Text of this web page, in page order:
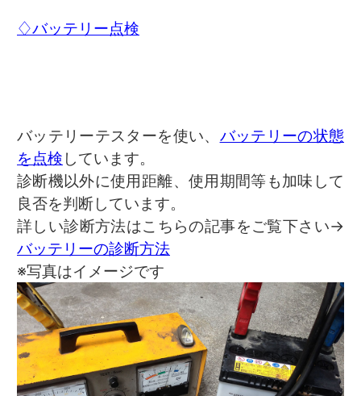
♢バッテリー点検
バッテリーテスターを使い、 バッテリーの状態
を点検 しています。
診断機以外に使用距離、使用期間等も加味して
良否を判断しています。
詳しい診断方法はこちらの記事をご覧下さい→
バッテリーの診断方法
※写真はイメージです